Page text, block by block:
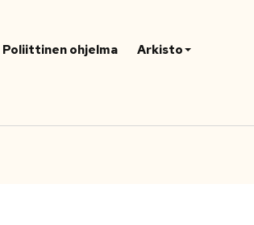
Poliittinen ohjelma Arkisto